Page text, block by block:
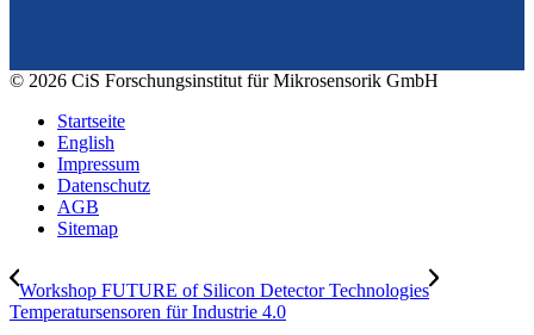
© 2026 CiS Forschungsinstitut für Mikrosensorik GmbH
Startseite
English
Impressum
Datenschutz
AGB
Sitemap
Workshop FUTURE of Silicon Detector Technologies
Temperatursensoren für Industrie 4.0